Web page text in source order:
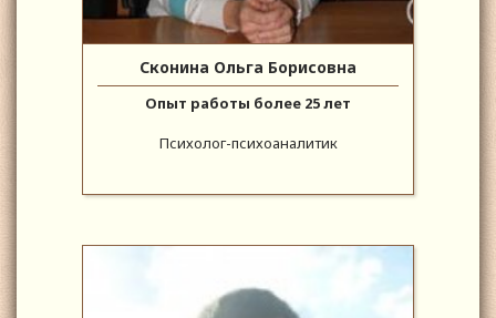
Сконина Ольга Борисовна
Опыт работы более 25 лет
Психолог-психоаналитик